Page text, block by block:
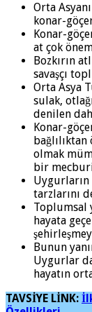
Orta
konar-
Konar-
at çok
Bozkırın
savaşçı
Orta Asya
sulak,
denilen
Konar-
olmak
bir
tarzlarını
Toplumsal
hayata
Bunun
Uygurlar
hayatın
TAVSİYE LİNK: